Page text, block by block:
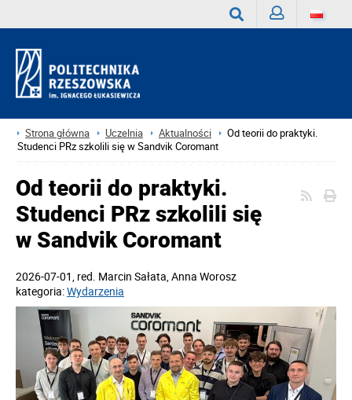
Strona główna Uczelnia Aktualności
Od teorii do praktyki.
Studenci PRz szkolili się w Sandvik Coromant
Od teorii do praktyki.
Studenci PRz szkolili się
w Sandvik Coromant
2026-07-01, red. Marcin Sałata, Anna Worosz
kategoria:Wydarzenia